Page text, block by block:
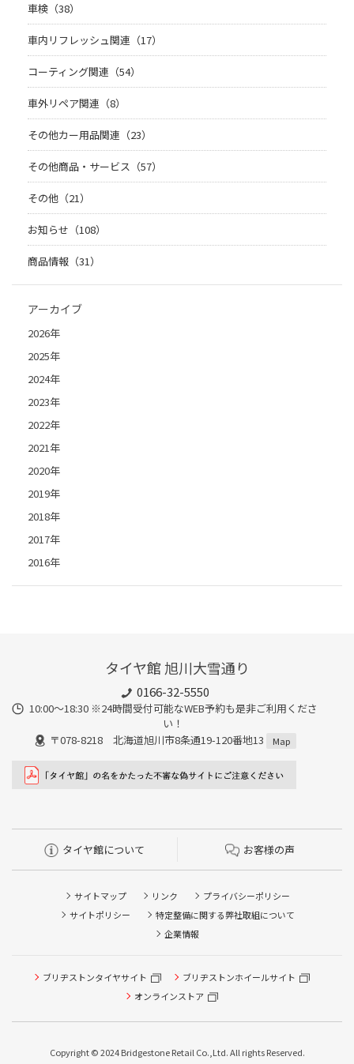
車検（38）
車内リフレッシュ関連（17）
コーティング関連（54）
車外リペア関連（8）
その他カー用品関連（23）
その他商品・サービス（57）
その他（21）
お知らせ（108）
商品情報（31）
アーカイブ
2026年
2025年
2024年
2023年
2022年
2021年
2020年
2019年
2018年
2017年
2016年
タイヤ館 旭川大雪通り
0166-32-5550
10:00～18:30 ※24時間受付可能なWEB予約も是非ご利用くださ
い！
〒078-8218 北海道旭川市8条通19-120番地13
Map
タイヤ館について お客様の声
サイトマップ リンク
プライバシーポリシー
サイトポリシー
特定整備に関する弊社取組について
企業情報
ブリヂストンタイヤサイト
ブリヂストンホイールサイト
オンラインストア
Copyright © 2024 Bridgestone Retail Co.,Ltd. All rights Reserved.
タイヤ点検・安全点検/タイヤ履き替え/オイル交換/その他
ピット作業の予約
本日のタイヤ履き替え順番待ち予約 ※クローク契約会員の